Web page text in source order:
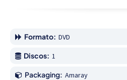
Formato: DVD
Discos: 1
Packaging: Amaray